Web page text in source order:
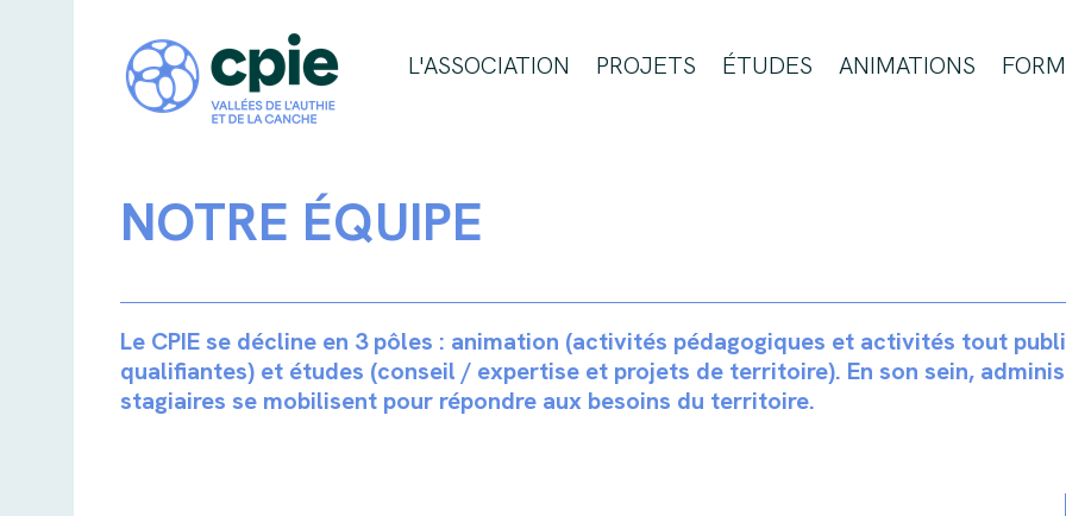
L'ASSOCIATION PROJETS ÉTUDES ANIMATIONS
NOTRE ÉQUIPE
Le CPIE se décline en 3 pôles : animation (activités pédagogiques et activités tout
qualifiantes) et études (conseil / expertise et projets de territoire). En son sein,
stagiaires se mobilisent pour répondre aux besoins du territoire.